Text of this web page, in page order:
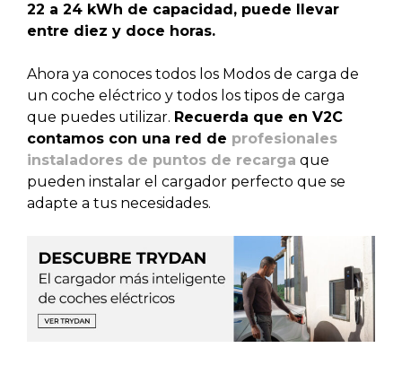
22 a 24 kWh de capacidad, puede llevar
entre diez y doce horas.
Ahora ya conoces todos los Modos de carga de
un coche eléctrico y todos los tipos de carga
que puedes utilizar. Recuerda que en V2C
contamos con una red de profesionales
instaladores de puntos de recarga que
pueden instalar el cargador perfecto que se
adapte a tus necesidades.